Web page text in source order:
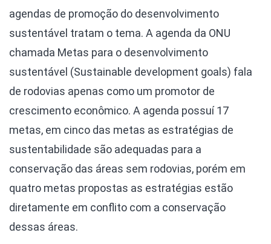
agendas de promoção do desenvolvimento
sustentável tratam o tema. A agenda da ONU
chamada Metas para o desenvolvimento
sustentável (Sustainable development goals) fala
de rodovias apenas como um promotor de
crescimento econômico. A agenda possuí 17
metas, em cinco das metas as estratégias de
sustentabilidade são adequadas para a
conservação das áreas sem rodovias, porém em
quatro metas propostas as estratégias estão
diretamente em conflito com a conservação
dessas áreas.